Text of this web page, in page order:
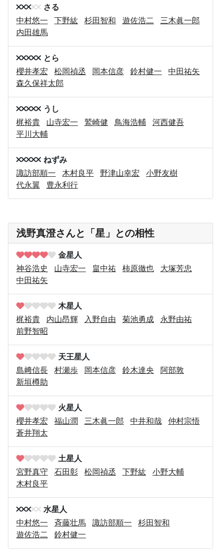
さる
中村悠一
下野紘 杉田智和 遊佐浩二
三木眞一郎
内田雄馬
とら
櫻井孝宏
松岡禎丞 岡本信彦 鈴村健一
中田祐矢
森久保祥太郎
うし
梶裕貴
山寺宏一 鷲崎健 鳥海浩輔
河西健吾
平川大輔
ねずみ
諏訪部順一
木村良平 野津山幸宏
小野友樹
代永翼
豊永利行
浅野真澄さんと「星」との相性
金星人
神谷浩史
山寺宏一 畠中祐 柿原徹也
大塚芳忠
中田祐矢
木星人
梶裕貴
内山昂輝 入野自由 菊池勇成
永野由祐
前野智昭
天王星人
島﨑信長
村瀬歩 岡本信彦 鈴木達央
阿部敦
新垣樽助
火星人
櫻井孝宏
福山潤 三木眞一郎 中井和哉
仲村宗悟
蒼井翔太
土星人
宮野真守
石田彰 松岡禎丞 下野紘
小野大輔
木村良平
水星人
中村悠一
斉藤壮馬 諏訪部順一
杉田智和
遊佐浩二
鈴村健一